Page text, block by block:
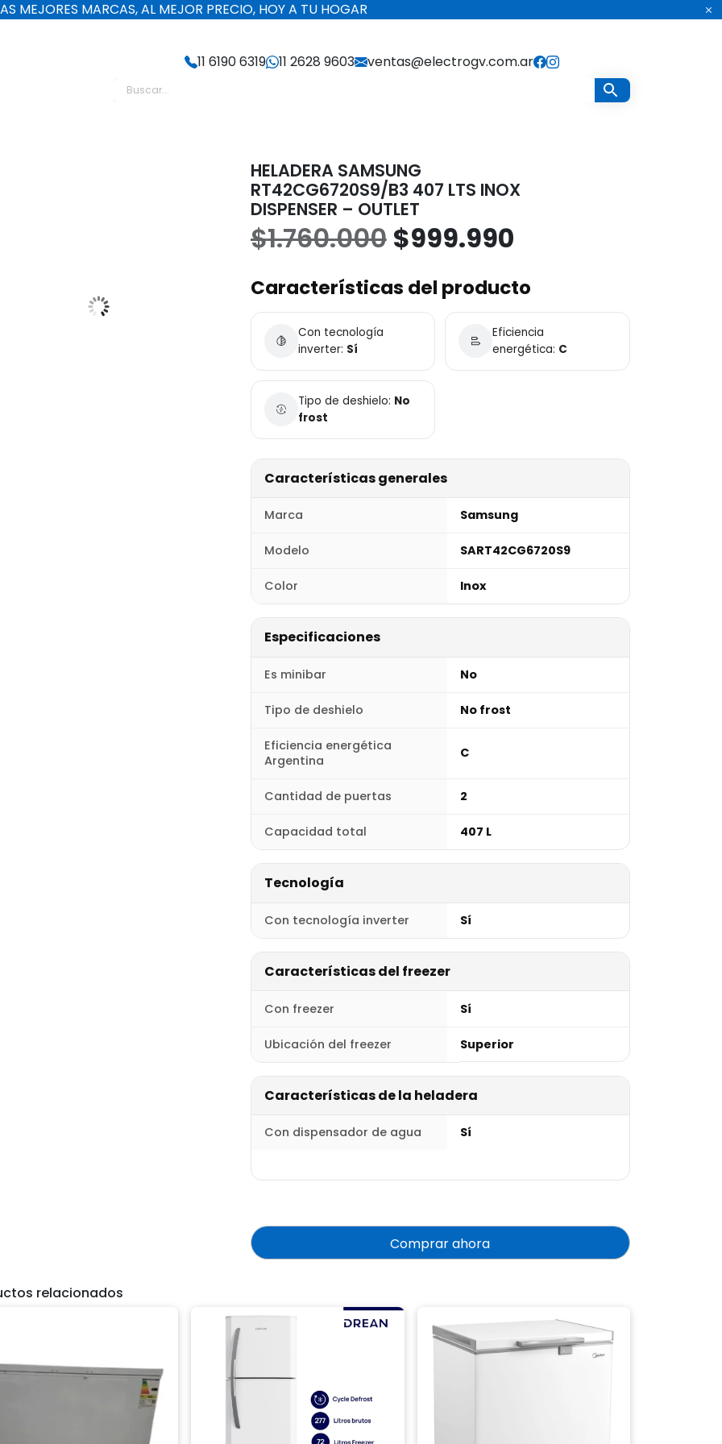
MEJORES MARCAS, AL MEJOR PRECIO, HOY A TU HOGAR
11 6190 6319 11 2628 9603 ventas@electrogv.com.ar
HELADERA SAMSUNG
RT42CG6720S9/B3 407 LTS INOX
DISPENSER – OUTLET
$1.760.000 El
precio
original
era:
$1.760.000.
$999.990El
precio
actual
es:
Características del producto
Con tecnología
inverter: Sí
Eficiencia
energética: C
Tipo de deshielo: No
frost
Características generales
Marca Samsung
Modelo SART42CG6720S9
Color Inox
Especificaciones
Es minibar No
Tipo de deshielo No frost
Eficiencia energética
Argentina
C
Cantidad de puertas 2
Capacidad total 407 L
Tecnología
Con tecnología inverter Sí
Características del freezer
Con freezer Sí
Ubicación del freezer Superior
Características de la heladera
Con dispensador de agua Sí
Comprar ahora
relacionados